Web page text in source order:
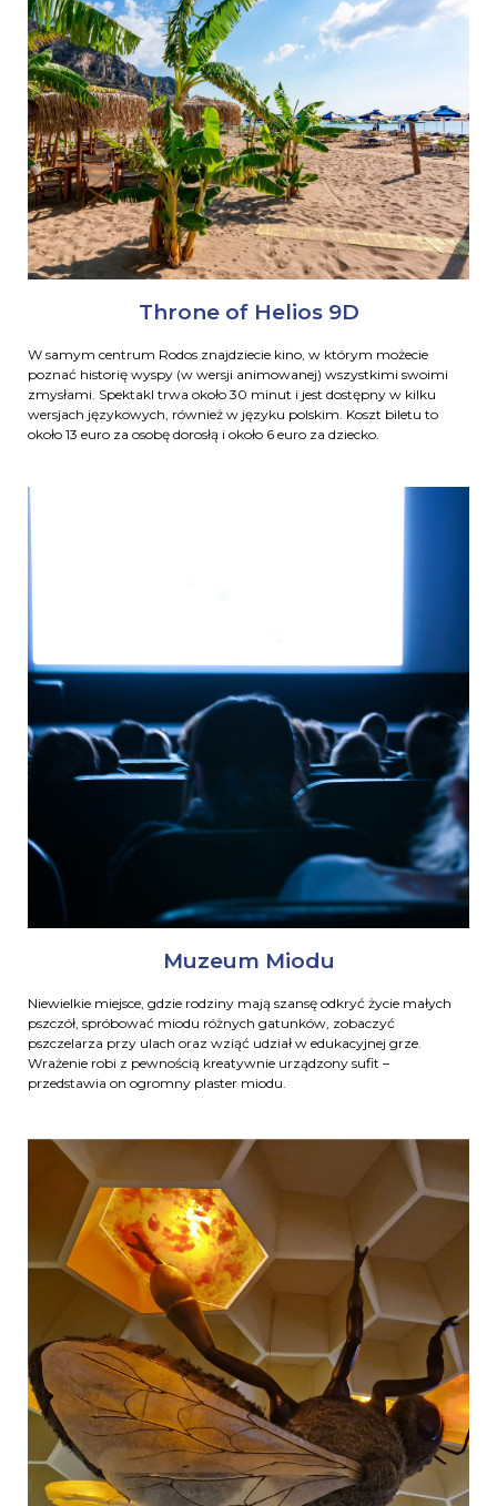
Throne of Helios 9D
W samym centrum Rodos znajdziecie kino, w którym możecie
poznać historię wyspy (w wersji animowanej) wszystkimi swoimi
zmysłami. Spektakl trwa około 30 minut i jest dostępny w kilku
wersjach językowych, również w języku polskim. Koszt biletu to
około 13 euro za osobę dorosłą i około 6 euro za dziecko.
Muzeum Miodu
Niewielkie miejsce, gdzie rodziny mają szansę odkryć życie małych
pszczół, spróbować miodu różnych gatunków, zobaczyć
pszczelarza przy ulach oraz wziąć udział w edukacyjnej grze.
Wrażenie robi z pewnością kreatywnie urządzony sufit –
przedstawia on ogromny plaster miodu.